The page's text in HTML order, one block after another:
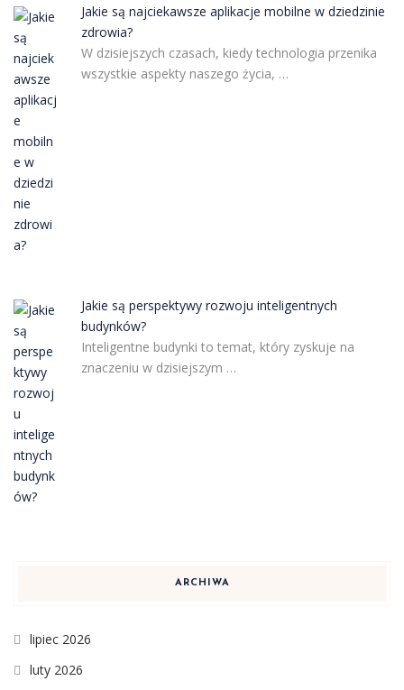
Jakie są najciekawsze aplikacje mobilne w dziedzinie
zdrowia?
W dzisiejszych czasach, kiedy technologia przenika
wszystkie aspekty naszego życia, …
Jakie są perspektywy rozwoju inteligentnych
budynków?
Inteligentne budynki to temat, który zyskuje na
znaczeniu w dzisiejszym …
ARCHIWA
lipiec 2026
luty 2026